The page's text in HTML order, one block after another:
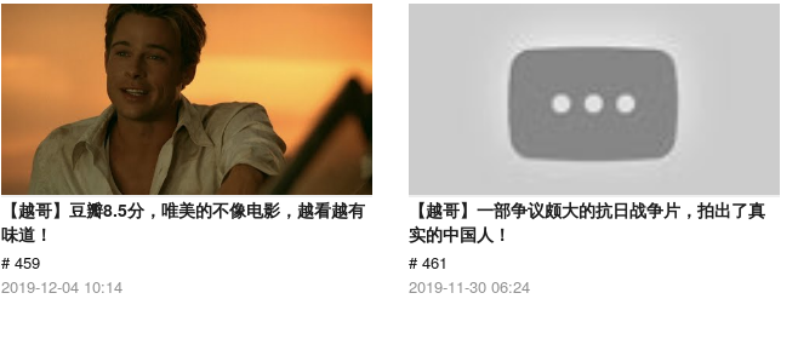
【越哥】豆瓣8.5分，唯美的不像电影，越看越有
味道！
# 459
2019-12-04 10:14
【越哥】一部争议颇大的抗日战争片，拍出了真
实的中国人！
# 461
2019-11-30 06:24